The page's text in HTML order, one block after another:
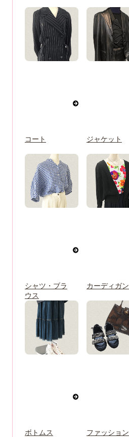
コート ジャケット
シャツ・ブラ
ウス
カーディガン
ボトムス
ファッション